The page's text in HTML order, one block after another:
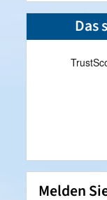
Das
Melden